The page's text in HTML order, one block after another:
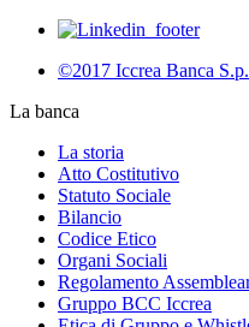
©2017 Iccrea Banca
La banca
La storia
Atto Costitutivo
Statuto Sociale
Bilancio
Codice Etico
Organi Sociali
Regolamento
Gruppo BCC Iccrea